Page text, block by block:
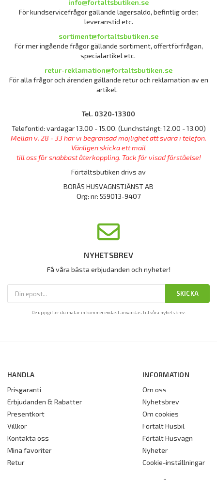
info@fortaltsbutiken.se
För kundservicefrågor gällande lagersaldo, befintlig order,
leveranstid etc.
sortiment@fortaltsbutiken.se
För mer ingående frågor gällande sortiment, offertförfrågan,
specialartikel etc.
retur-reklamation@fortaltsbutiken.se
För alla frågor och ärenden gällande retur och reklamation av en
artikel.
Tel. 0320-13300
Telefontid: vardagar 13.00 - 15.00. (Lunchstängt: 12.00 - 13.00)
Mellan v. 28 - 33 har vi begränsad möjlighet att svara i telefon.
Vänligen skicka ett mail
till oss för snabbast återkoppling. Tack för visad förståelse!
Förtältsbutiken drivs av
BORÅS HUSVAGNSTJÄNST AB
Org: nr: 559013-9407
NYHETSBREV
Få våra bästa erbjudanden och nyheter!
SKICKA
De uppgifter du matar in kommer endast användas till våra nyhetsbrev.
HANDLA
Prisgaranti
Erbjudanden & Rabatter
Presentkort
Villkor
Kontakta oss
Mina favoriter
Retur
INFORMATION
Om oss
Nyhetsbrev
Om cookies
Förtält Husbil
Förtält Husvagn
Nyheter
Cookie-inställningar